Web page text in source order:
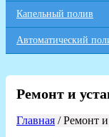
Капельный полив
Автоматический
Ремонт и
Главная / Ремонт